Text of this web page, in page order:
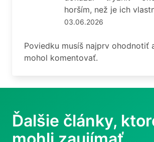
horším, než je ich
03.06.2026
Poviedku musíš najprv ohodnotiť
mohol komentovať.
Ďalšie články,